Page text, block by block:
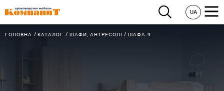
UA
ГОЛОВНА КАТАЛОГ ШАФИ, АНТРЕСОЛІ ШАФА-9